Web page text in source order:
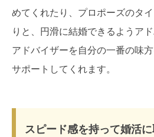
めてくれたり、プロポーズのタ
りと、円滑に結婚できるようア
アドバイザーを自分の一番の味
サポートしてくれます。
スピード感を持って婚活